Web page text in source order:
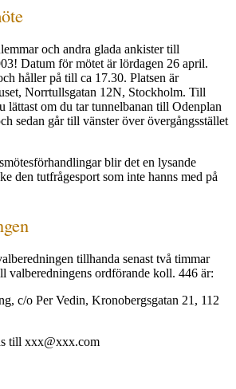
och andra glada ankister till
Datum för mötet är lördagen 26 april.
håller på till ca 17.30. Platsen är
Norrtullsgatan 12N, Stockholm. Till
lättast om du tar tunnelbanan till Odenplan
sedan går till vänster över övergångsstället
blir det en lysande
den tutfrågesport som inte hanns med på
tillhanda senast två timmar
valberedningens ordförande koll. 446 är:
c/o Per Vedin, Kronobergsgatan 21, 112
till xxx@xxx.com